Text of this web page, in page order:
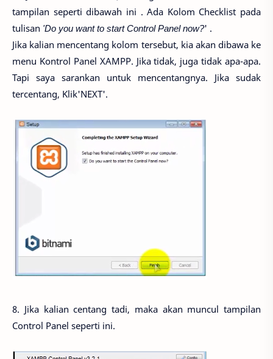
tampilan seperti dibawah ini . Ada Kolom Checklist pada
tulisan 'Do you want to start Control Panel now?' .
Jika kalian mencentang kolom tersebut, kia akan dibawa ke
menu Kontrol Panel XAMPP. Jika tidak, juga tidak apa-apa.
Tapi saya sarankan untuk mencentangnya. Jika sudak
tercentang, Klik'NEXT'.
8. Jika kalian centang tadi, maka akan muncul tampilan
Control Panel seperti ini.